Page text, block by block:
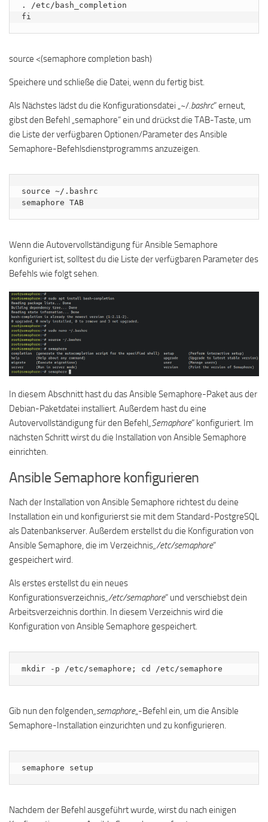
. /etc/bash_completion
fi
source <(semaphore completion bash)
Speichere und schließe die Datei, wenn du fertig bist.
Als Nächstes lädst du die Konfigurationsdatei „~/.bashrc“ erneut,
gibst den Befehl „semaphore“ ein und drückst die TAB-Taste, um
die Liste der verfügbaren Optionen/Parameter des Ansible
Semaphore-Befehlsdienstprogramms anzuzeigen.
source ~/.bashrc
semaphore TAB
Wenn die Autovervollständigung für Ansible Semaphore
konfiguriert ist, solltest du die Liste der verfügbaren Parameter des
Befehls wie folgt sehen.
In diesem Abschnitt hast du das Ansible Semaphore-Paket aus der
Debian-Paketdatei installiert. Außerdem hast du eine
Autovervollständigung für den Befehl „Semaphore“ konfiguriert. Im
nächsten Schritt wirst du die Installation von Ansible Semaphore
einrichten.
Ansible Semaphore konfigurieren
Nach der Installation von Ansible Semaphore richtest du deine
Installation ein und konfigurierst sie mit dem Standard-PostgreSQL
als Datenbankserver. Außerdem erstellst du die Konfiguration von
Ansible Semaphore, die im Verzeichnis„/etc/semaphore“
gespeichert wird.
Als erstes erstellst du ein neues
Konfigurationsverzeichnis„/etc/semaphore“ und verschiebst dein
Arbeitsverzeichnis dorthin. In diesem Verzeichnis wird die
Konfiguration von Ansible Semaphore gespeichert.
mkdir -p /etc/semaphore; cd /etc/semaphore
Gib nun den folgenden„semaphore„-Befehl ein, um die Ansible
Semaphore-Installation einzurichten und zu konfigurieren.
semaphore setup
Nachdem der Befehl ausgeführt wurde, wirst du nach einigen